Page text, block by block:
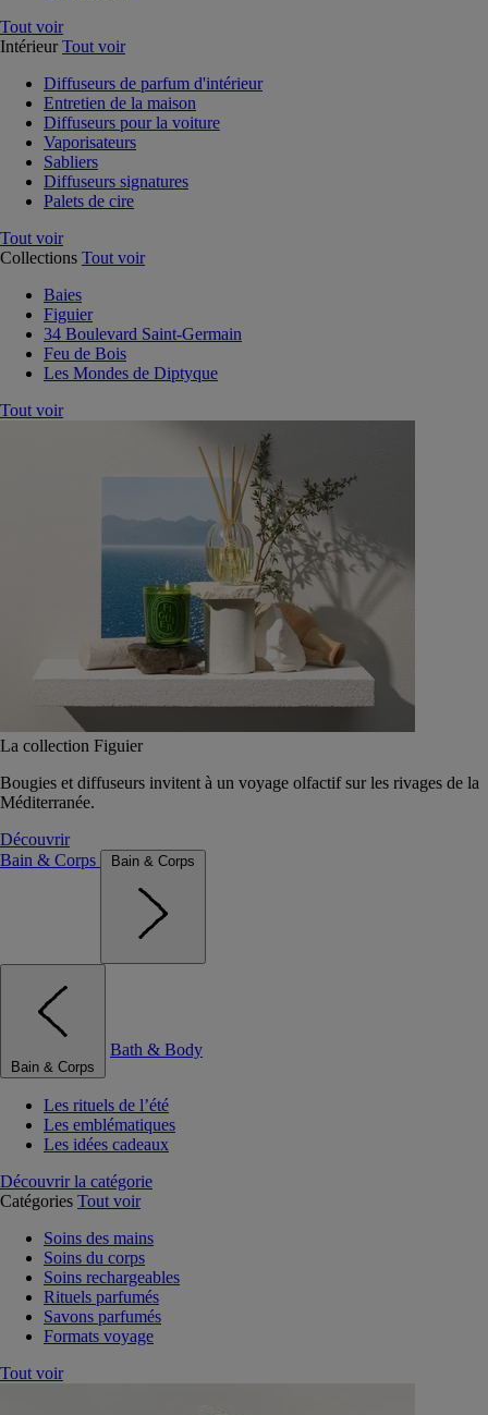
Tout voir
Intérieur Tout voir
Diffuseurs de parfum d'intérieur
Entretien de la maison
Diffuseurs pour la voiture
Vaporisateurs
Sabliers
Diffuseurs signatures
Palets de cire
Tout voir
Collections Tout voir
Baies
Figuier
34 Boulevard Saint-Germain
Feu de Bois
Les Mondes de Diptyque
Tout voir
La collection Figuier
Bougies et diffuseurs invitent à un voyage olfactif sur les rivages de la
Méditerranée.
Découvrir
Bain & Corps
Bain & Corps
Bain & Corps
Bath & Body
Les rituels de l’été
Les emblématiques
Les idées cadeaux
Découvrir la catégorie
Catégories Tout voir
Soins des mains
Soins du corps
Soins rechargeables
Rituels parfumés
Savons parfumés
Formats voyage
Tout voir